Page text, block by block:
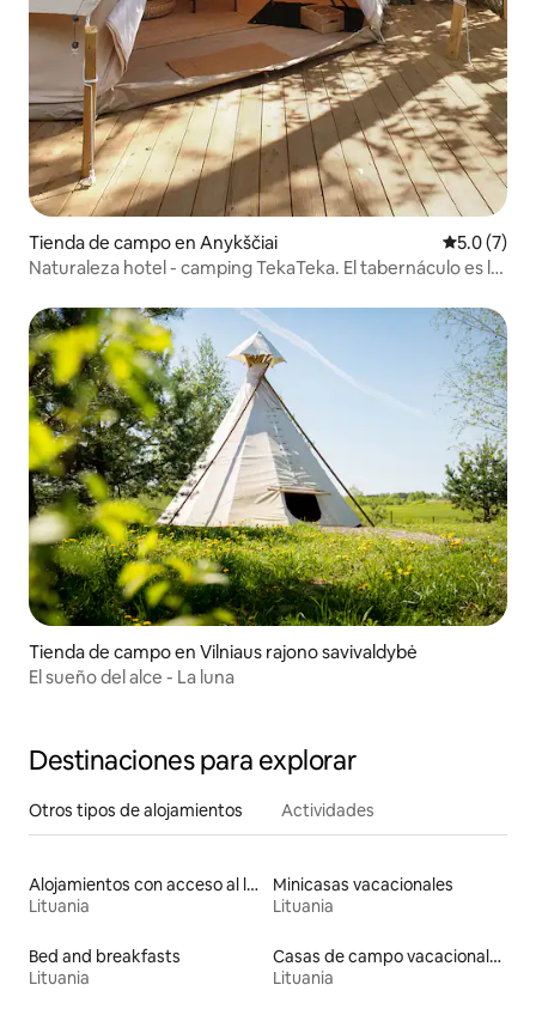
Tienda de campo en Anykščiai
5.0 (7)
Naturaleza hotel - camping TekaTeka. El tabernáculo es la
Tienda de campo en Vilniaus rajono savivaldybė
El sueño del alce - La luna
Destinaciones para explorar
Otros tipos de alojamientos Actividades
Alojamientos con acceso al lago
Lituania
Minicasas vacacionales
Lituania
Bed and breakfasts
Lituania
Casas de campo vacacionales
Lituania